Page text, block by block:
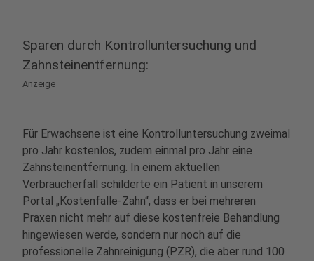
Sparen durch Kontrolluntersuchung und
Zahnsteinentfernung:
Anzeige
Für Erwachsene ist eine Kontrolluntersuchung zweimal
pro Jahr kostenlos, zudem einmal pro Jahr eine
Zahnsteinentfernung. In einem aktuellen
Verbraucherfall schilderte ein Patient in unserem
Portal „Kostenfalle-Zahn“, dass er bei mehreren
Praxen nicht mehr auf diese kostenfreie Behandlung
hingewiesen werde, sondern nur noch auf die
professionelle Zahnreinigung (PZR), die aber rund 100